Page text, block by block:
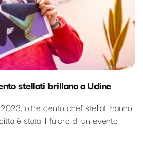
stellati brillano a Udine
oltre cento chef stellati hanno
è stata il fulcro di un evento